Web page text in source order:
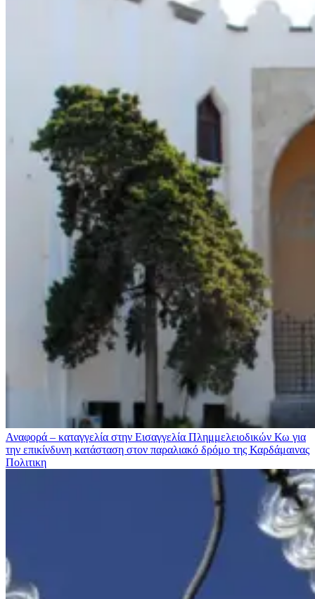
Αναφορά – καταγγελία στην Εισαγγελία Πλημμελειοδικών Κω για
την επικίνδυνη κατάσταση στον παραλιακό δρόμο της Καρδάμαινας
Πολιτικη